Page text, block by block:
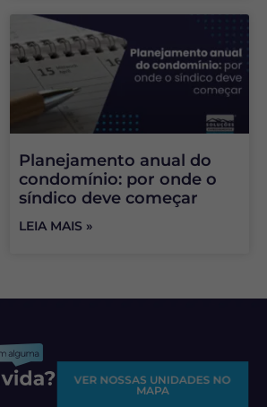
Planejamento anual do
condomínio: por onde o
síndico deve começar
LEIA MAIS »
VER NOSSAS UNIDADES NO
MAPA